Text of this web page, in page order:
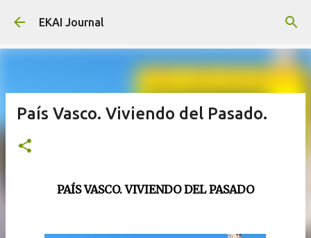
EKAI Journal
País Vasco. Viviendo del Pasado.
PAÍS VASCO. VIVIENDO DEL PASADO